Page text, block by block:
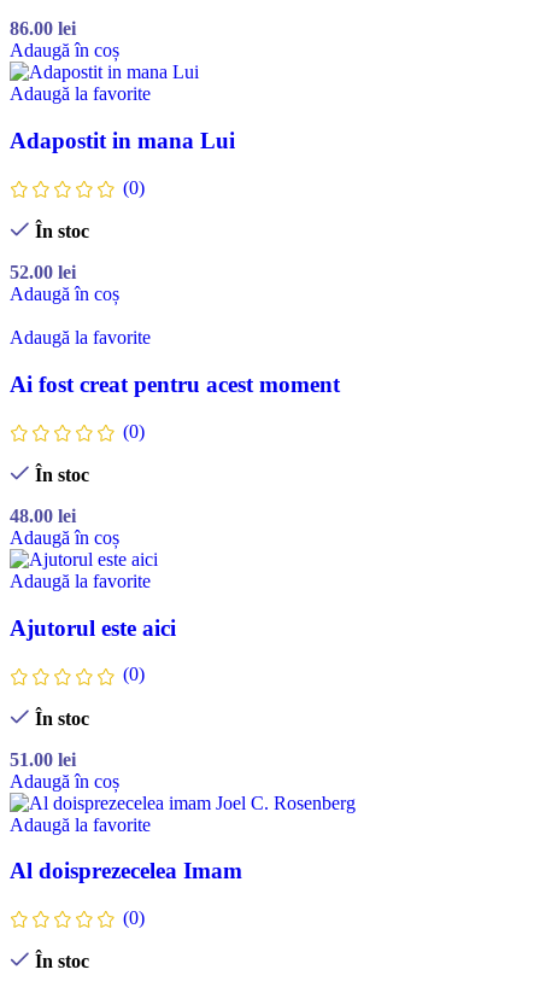
86.00 lei
Adaugă în coș
Adaugă la favorite
Adapostit in mana Lui
(0)
În stoc
52.00 lei
Adaugă în coș
Adaugă la favorite
Ai fost creat pentru acest moment
(0)
În stoc
48.00 lei
Adaugă în coș
Adaugă la favorite
Ajutorul este aici
(0)
În stoc
51.00 lei
Adaugă în coș
Adaugă la favorite
Al doisprezecelea Imam
(0)
În stoc